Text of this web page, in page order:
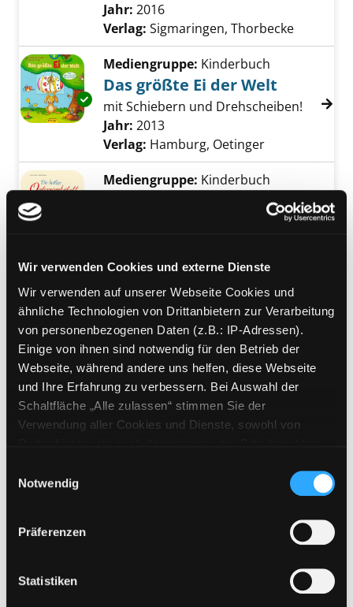
Wir verwenden Cookies und externe Dienste
Wir verwenden auf unserer Webseite Cookies und
ähnliche Technologien von Drittanbietern zur Verarbeitung
von personenbezogenen Daten (z.B.: IP-Adressen).
Einige von ihnen sind notwendig für den Betrieb der
Webseite, während andere uns helfen, diese Webseite
und Ihre Erfahrung zu verbessern. Bei Auswahl der
Schaltfläche „Alle zulassen“ stimmen Sie der
Verwendung aller Cookies und Dienste, sowohl von
Cookies von Drittanbietern, eine Verarbeitung in
unsicheren Drittländern (Länder außerhalb des EWR
ohne adäquates Datenschutzniveau) stattfinden kann. In
diesem Zusammenhang können aktuell Risiken für
Eine Verarbeitung durch solche Cookies oder Dienste
erfolgt nur, wenn Sie die jeweilige Einwilligung erteilen
Notwendig
Präferenzen
Statistiken
Suche nach diesem Verfasser
Jahr: 2016
Verlag: Sigmaringen, Thorbecke
Exemplar-Details von Das größte Ei der Welt
Mediengruppe: Kinderbuch
Das größte Ei der Welt
mit Schiebern und Drehscheiben!
Suche nach diesem Verfasser
Jahr: 2013
Verlag: Hamburg, Oetinger
Mediengruppe: Kinderbuch
Die lustige Osterwerkstatt
Gossau, Nord-Süd
Exemplar-Details von Die große Osterei-
Die große Osterei-Malerei
ein Spielbuch zum Mitmachen!
Suche nach diesem Verfasser
Jahr: 2010
Verlag:
Hamburg, Oetinger
Mediengruppe:Sachbuch
Bunte Ostereier
Freiburg/Br., Christophorus-
Rudolph,